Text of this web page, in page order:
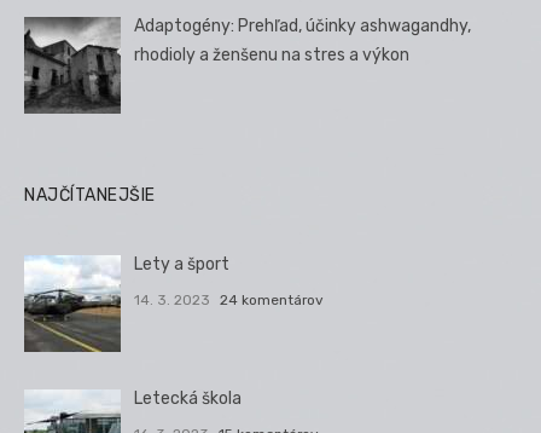
Adaptogény: Prehľad, účinky ashwagandhy,
rhodioly a ženšenu na stres a výkon
NAJČÍTANEJŠIE
Lety a šport
14. 3. 2023 24 komentárov
Letecká škola